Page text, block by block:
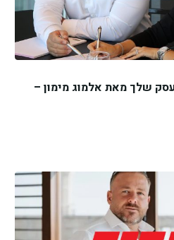
העסק שלך מאת אלמוג מימון –